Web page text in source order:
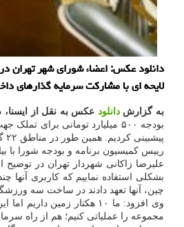
لایحه ای با مشارکت سرمایه گذارهای
به گزارشدانلود عکس به نقل از ایسنا،
پیشبینی کردیم. همین طور در مناطق ۲۲ گانه در بودجه سال قبل و امسال عدد بسیار بزرگی برای ساخت مجموعه های ورزشی درنظر گرفتیم.
رییس کمیسیون برنامه و بودجه شورا
چین، آنها تعهد دادند در ساخت سه
مجموعه را عملیاتی کنیم؛ هم از راه